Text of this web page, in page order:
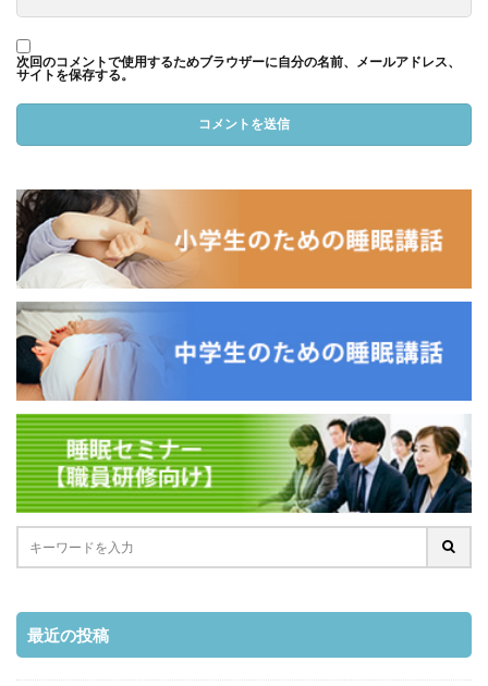
次回のコメントで使用するためブラウザーに自分の名前、メールアドレス、
サイトを保存する。
最近の投稿